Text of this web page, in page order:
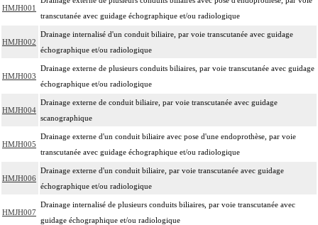
HMJH001
transcutanée avec guidage échographique et/ou radiologique
HMJH002
Drainage internalisé d'un conduit biliaire, par voie transcutanée avec guidage
échographique et/ou radiologique
HMJH003
Drainage externe de plusieurs conduits biliaires, par voie transcutanée avec guidage
échographique et/ou radiologique
HMJH004
Drainage externe de conduit biliaire, par voie transcutanée avec guidage
scanographique
HMJH005
Drainage externe d'un conduit biliaire avec pose d'une endoprothèse, par voie
transcutanée avec guidage échographique et/ou radiologique
HMJH006
Drainage externe d'un conduit biliaire, par voie transcutanée avec guidage
échographique et/ou radiologique
HMJH007
Drainage internalisé de plusieurs conduits biliaires, par voie transcutanée avec
guidage échographique et/ou radiologique